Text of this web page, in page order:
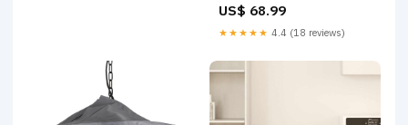
US$ 68.99
★★★★★ 4.4 (18 reviews)